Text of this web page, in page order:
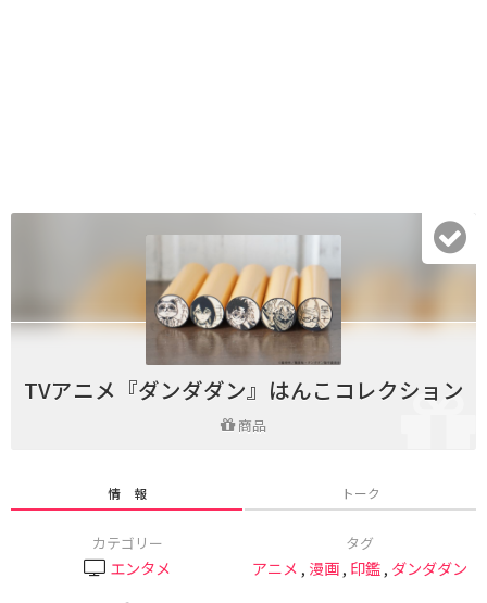
TVアニメ『ダンダダン』はんこコレクション
商品
情 報 トーク
カテゴリー
エンタメ
タグ
アニメ , 漫画, 印鑑, ダンダダン